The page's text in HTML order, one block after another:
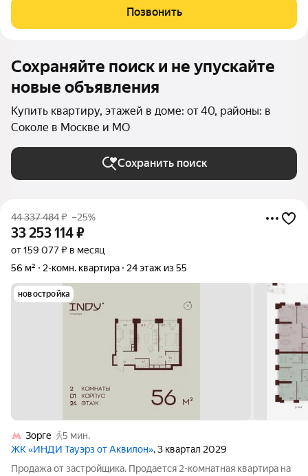
Из окон открываются прекрасные виды, а сама квартира
отличается удобной семейной
Позвонить
Сохраняйте поиск и не упускайте
новые объявления
Купить квартиру, этажей в доме: от 40, районы: в
Соколе в Москве и МО
Сохранить поиск
44 337 484₽ –25%
33 253 114₽
от 159 077 ₽ в месяц
56 м²
2-комн. квартира 24 этаж из 55
новостройка
Зорге
5 мин.
ЖК «ИНДИ Тауэрз от Аквилон», 3 квартал 2029
Продажа от застройщика. Продается 2-комнатная квартира на